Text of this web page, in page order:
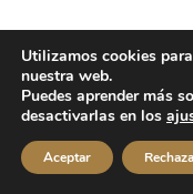
Utilizamos cookies
nuestra web.
Puedes aprender más
desactivarlas en los
Aceptar